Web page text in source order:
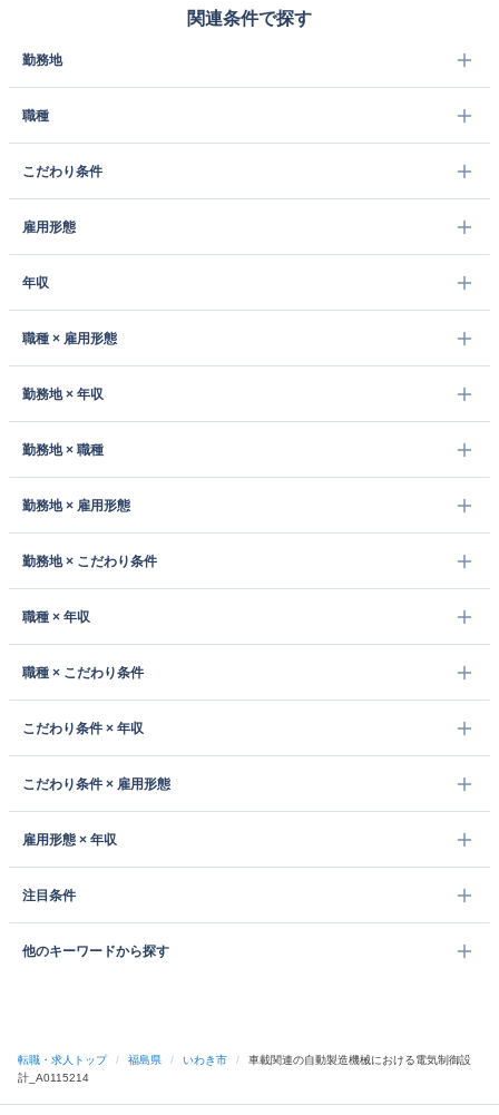
関連条件で探す
勤務地
職種
こだわり条件
雇用形態
年収
職種 × 雇用形態
勤務地 × 年収
勤務地 × 職種
勤務地 × 雇用形態
勤務地 × こだわり条件
職種 × 年収
職種 × こだわり条件
こだわり条件 × 年収
こだわり条件 × 雇用形態
雇用形態 × 年収
注目条件
他のキーワードから探す
転職・求人トップ / 福島県 / いわき市 /
車載関連の自動製造機械における電気制御設
計_A0115214